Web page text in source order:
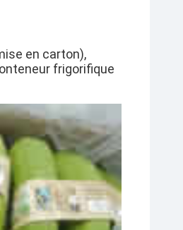
en carton),
frigorifique